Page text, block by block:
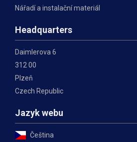
Nářadí a instalační materiál
Headquarters
Daimlerova 6
312 00
Plzeň
Czech Republic
Jazyk webu
Čeština